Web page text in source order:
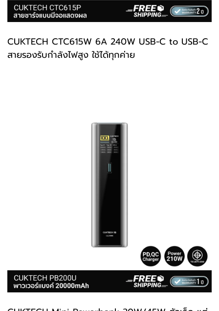
CUKTECH CTC615W 6A 240W USB-C to USB-C
สายรองรับกำลังไฟสูง ใช้ได้ทุกค่าย